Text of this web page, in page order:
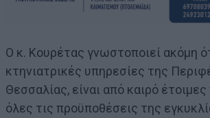
Ο κ. Κουρέτας γνωστοποιεί ακόμη
κτηνιατρικές υπηρεσίες της
Θεσσαλίας, είναι από καιρό
όλες τις προϋποθέσεις της